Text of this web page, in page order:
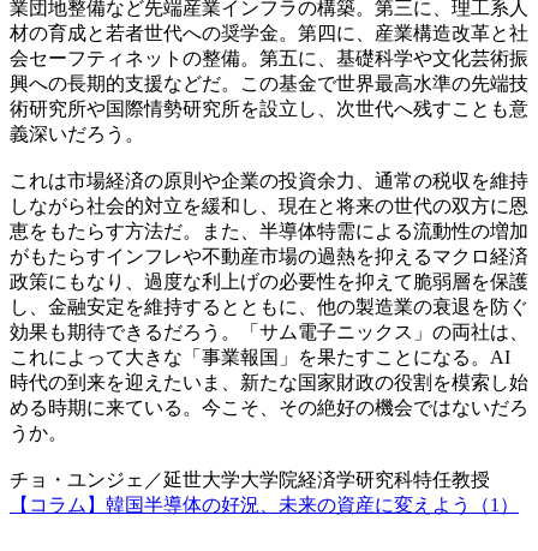
業団地整備など先端産業インフラの構築。第三に、理工系人
材の育成と若者世代への奨学金。第四に、産業構造改革と社
会セーフティネットの整備。第五に、基礎科学や文化芸術振
興への長期的支援などだ。この基金で世界最高水準の先端技
術研究所や国際情勢研究所を設立し、次世代へ残すことも意
義深いだろう。
これは市場経済の原則や企業の投資余力、通常の税収を維持
しながら社会的対立を緩和し、現在と将来の世代の双方に恩
恵をもたらす方法だ。また、半導体特需による流動性の増加
がもたらすインフレや不動産市場の過熱を抑えるマクロ経済
政策にもなり、過度な利上げの必要性を抑えて脆弱層を保護
し、金融安定を維持するとともに、他の製造業の衰退を防ぐ
効果も期待できるだろう。「サム電子ニックス」の両社は、
これによって大きな「事業報国」を果たすことになる。AI
時代の到来を迎えたいま、新たな国家財政の役割を模索し始
める時期に来ている。今こそ、その絶好の機会ではないだろ
うか。
チョ・ユンジェ／延世大学大学院経済学研究科特任教授
【コラム】韓国半導体の好況、未来の資産に変えよう（1）